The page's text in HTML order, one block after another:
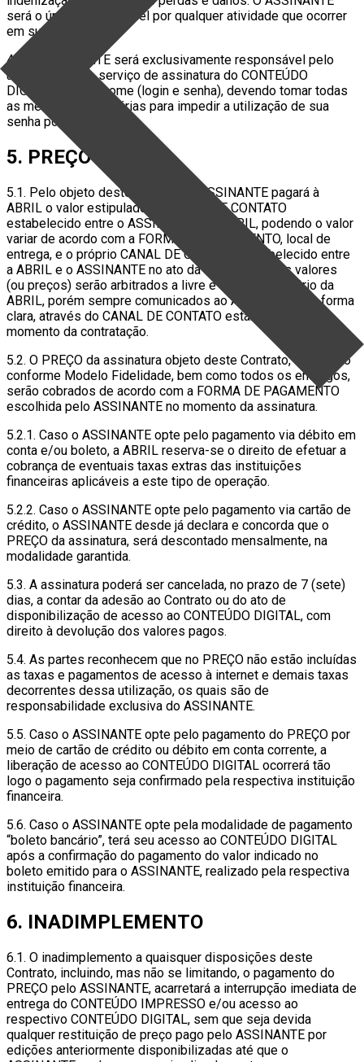
será o único responsável por qualquer atividade que ocorrer
em sua CONTA.
4.6. O ASSINANTE será exclusivamente responsável pelo
uso irregular do serviço de assinatura do CONTEÚDO
DIGITAL em seu nome (login e senha), devendo tomar todas
as medidas necessárias para impedir a utilização de sua
senha por terceiros.
5. PREÇO
5.1. Pelo objeto deste Contrato, o ASSINANTE pagará à
ABRIL o valor estipulado no CANAL DE CONTATO
estabelecido entre o ASSINANTE e a ABRIL, podendo o valor
variar de acordo com a FORMA DE PAGAMENTO, local de
entrega, e o próprio CANAL DE CONTATO estabelecido entre
a ABRIL e o ASSINANTE no ato da contratação. Os valores
(ou preços) serão arbitrados a livre e exclusivo critério da
ABRIL, porém sempre comunicados ao ASSINANTE de forma
clara, através do CANAL DE CONTATO estabelecido no
momento da contratação.
5.2. O PREÇO da assinatura objeto deste Contrato, celebrado
conforme Modelo Fidelidade, bem como todos os encargos,
serão cobrados de acordo com a FORMA DE PAGAMENTO
escolhida pelo ASSINANTE no momento da assinatura.
5.2.1. Caso o ASSINANTE opte pelo pagamento via débito em
conta e/ou boleto, a ABRIL reserva-se o direito de efetuar a
cobrança de eventuais taxas extras das instituições
financeiras aplicáveis a este tipo de operação.
5.2.2. Caso o ASSINANTE opte pelo pagamento via cartão de
crédito, o ASSINANTE desde já declara e concorda que o
PREÇO da assinatura, será descontado mensalmente, na
modalidade garantida.
5.3. A assinatura poderá ser cancelada, no prazo de 7 (sete)
dias, a contar da adesão ao Contrato ou do ato de
disponibilização de acesso ao CONTEÚDO DIGITAL, com
direito à devolução dos valores pagos.
5.4. As partes reconhecem que no PREÇO não estão incluídas
as taxas e pagamentos de acesso à internet e demais taxas
decorrentes dessa utilização, os quais são de
responsabilidade exclusiva do ASSINANTE.
5.5. Caso o ASSINANTE opte pelo pagamento do PREÇO por
meio de cartão de crédito ou débito em conta corrente, a
liberação de acesso ao CONTEÚDO DIGITAL ocorrerá tão
logo o pagamento seja confirmado pela respectiva instituição
financeira.
5.6. Caso o ASSINANTE opte pela modalidade de pagamento
“boleto bancário”, terá seu acesso ao CONTEÚDO DIGITAL
após a confirmação do pagamento do valor indicado no
boleto emitido para o ASSINANTE, realizado pela respectiva
instituição financeira.
6. INADIMPLEMENTO
6.1. O inadimplemento a quaisquer disposições deste
Contrato, incluindo, mas não se limitando, o pagamento do
PREÇO pelo ASSINANTE, acarretará a interrupção imediata de
entrega do CONTEÚDO IMPRESSO e/ou acesso ao
respectivo CONTEÚDO DIGITAL, sem que seja devida
qualquer restituição de preço pago pelo ASSINANTE por
edições anteriormente disponibilizadas até que o